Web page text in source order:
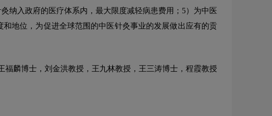
纳入政府的医疗体系内，最大限度减轻病患费用；5）为中医
地位，为促进全球范围的中医针灸事业的发展做出应有的贡
麟博士，刘金洪教授，王九林教授，王三涛博士，程霞教授